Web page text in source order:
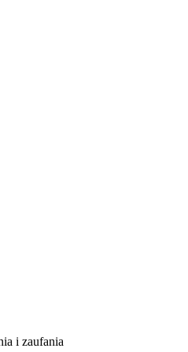
i zaufania